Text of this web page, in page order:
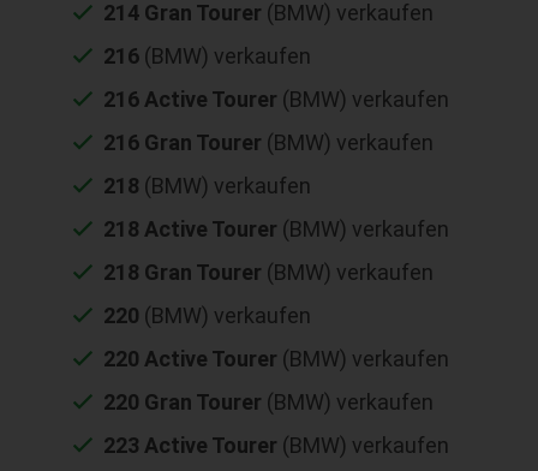
214 Gran Tourer (BMW) verkaufen
216 (BMW) verkaufen
216 Active Tourer (BMW) verkaufen
216 Gran Tourer (BMW) verkaufen
218 (BMW) verkaufen
218 Active Tourer (BMW) verkaufen
218 Gran Tourer (BMW) verkaufen
220 (BMW) verkaufen
220 Active Tourer (BMW) verkaufen
220 Gran Tourer (BMW) verkaufen
223 Active Tourer (BMW) verkaufen